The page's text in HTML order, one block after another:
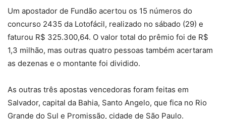
Um apostador de Fundão acertou os 15 números do
concurso 2435 da Lotofácil, realizado no sábado (29) e
faturou R$ 325.300,64. O valor total do prêmio foi de R$
1,3 milhão, mas outras quatro pessoas também acertaram
as dezenas e o montante foi dividido.
As outras três apostas vencedoras foram feitas em
Salvador, capital da Bahia, Santo Angelo, que fica no Rio
Grande do Sul e Promissão, cidade de São Paulo.